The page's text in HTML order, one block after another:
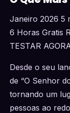
Janeiro 2026 5
6 Horas Gratis
TESTAR
Desde o seu
de “O Senhor
tornando um
pessoas ao